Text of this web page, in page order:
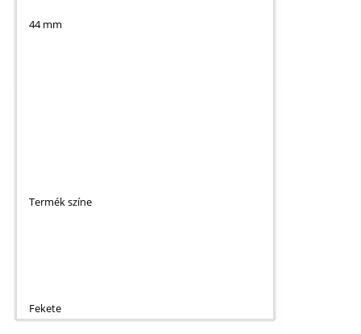
44 mm
Termék színe
Fekete